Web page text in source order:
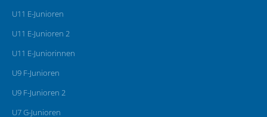
U11 E-Junioren
U11 E-Junioren 2
U11 E-Juniorinnen
U9 F-Junioren
U9 F-Junioren 2
U7 G-Junioren